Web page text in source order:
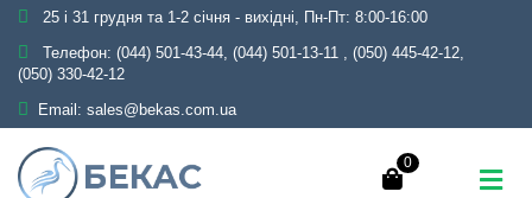
25 і 31 грудня та 1-2 січня - вихідні, Пн-Пт: 8:00-16:00
Телефон: (044) 501-43-44, (044) 501-13-11 , (050) 445-42-12,
(050) 330-42-12
Email: sales@bekas.com.ua
0